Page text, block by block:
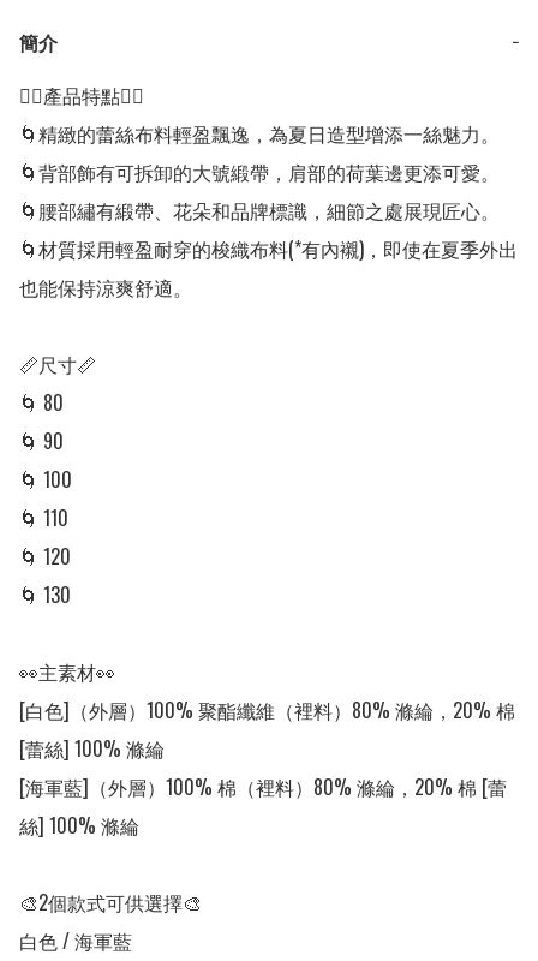
簡介
−
👍🏻產品特點👍🏻
🌀精緻的蕾絲布料輕盈飄逸，為夏日造型增添一絲魅力。
🌀背部飾有可拆卸的大號緞帶，肩部的荷葉邊更添可愛。
🌀腰部繡有緞帶、花朵和品牌標識，細節之處展現匠心。
🌀材質採用輕盈耐穿的梭織布料(*有內襯)，即使在夏季外出
也能保持涼爽舒適。
📏尺寸📏
🌀 80
🌀 90
🌀 100
🌀 110
🌀 120
🌀 130
👀主素材👀
[白色]（外層）100% 聚酯纖維（裡料）80% 滌綸，20% 棉
[蕾絲] 100% 滌綸
[海軍藍]（外層）100% 棉（裡料）80% 滌綸，20% 棉 [蕾
絲] 100% 滌綸
🎨2個款式可供選擇🎨
白色 / 海軍藍